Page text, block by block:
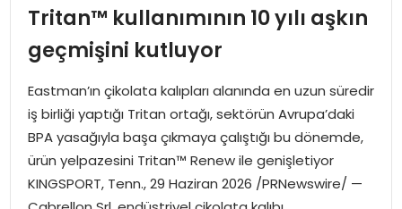
SOSYAL HABER
SPOR
EKONOMI
MAGAZIN
TEKNOLOJI
Tritan™ kullanımının 10 yılı aşkın
geçmişini kutluyor
Eastman’ın çikolata kalıpları alanında en uzun süredir
iş birliği yaptığı Tritan ortağı, sektörün Avrupa’daki
BPA yasağıyla başa çıkmaya çalıştığı bu dönemde,
ürün yelpazesini Tritan™ Renew ile genişletiyor
KINGSPORT, Tenn., 29 Haziran 2026 /PRNewswire/ —